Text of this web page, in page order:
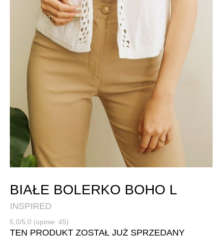
BIAŁE BOLERKO BOHO L
INSPIRED
5,0/5,0 (opinie: 45)
TEN PRODUKT ZOSTAŁ JUŻ SPRZEDANY